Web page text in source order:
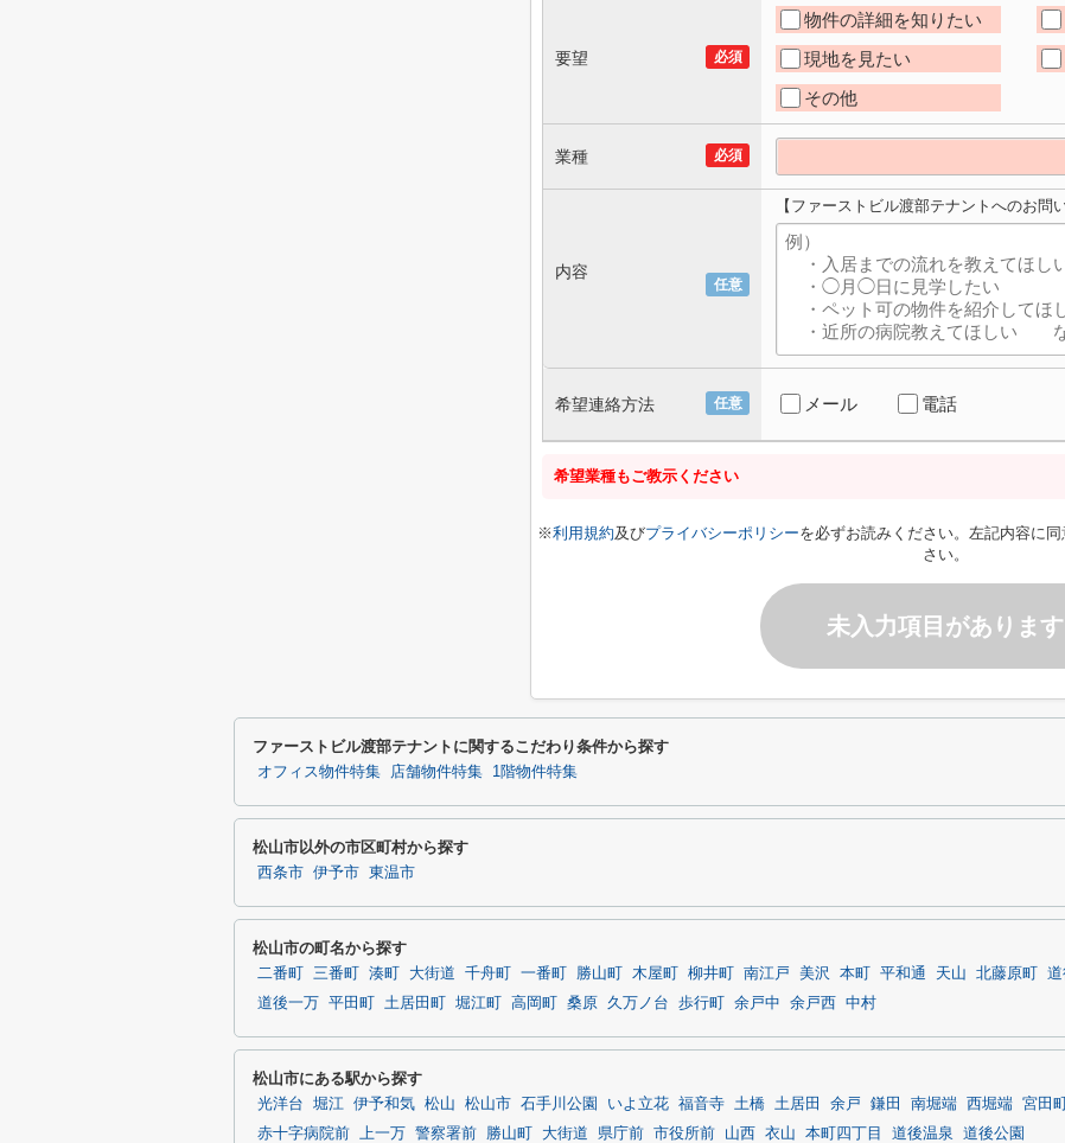
必須
要望
物件の詳細を知りたい
現地を見たい
その他
必須
業種
任意
内容
【ファーストビル渡部テナントへのお問
任意
希望連絡方法 メール 電話
希望業種もご教示ください
※利用規約及びプライバシーポリシーを必ずお読みください。左記内容に
さい。
未入力項目があります
ファーストビル渡部テナントに関するこだわり条件から探す
オフィス物件特集 店舗物件特集 1階物件特集
松山市以外の市区町村から探す
西条市 伊予市 東温市
松山市の町名から探す
二番町 三番町 湊町 大街道 千舟町 一番町 勝山町 木屋町 柳井町 南江戸 美沢 本町 平和通 天山 北藤原町 道
道後一万
平田町 土居田町 堀江町 高岡町 桑原 久万ノ台 歩行町 余戸中 余戸西 中村
松山市にある駅から探す
光洋台 堀江 伊予和気 松山 松山市 石手川公園 いよ立花 福音寺 土橋 土居田 余戸 鎌田 南堀端 西堀端 宮田町
赤十字病院前 上一万 警察署前 勝山町 大街道 県庁前 市役所前 山西 衣山 本町四丁目 道後温泉 道後公園